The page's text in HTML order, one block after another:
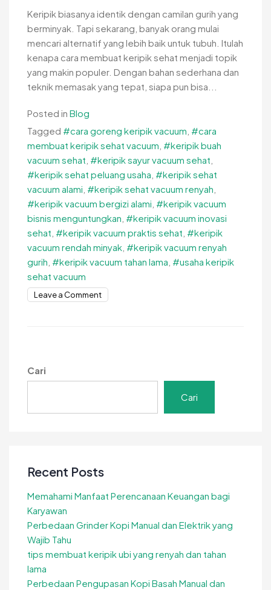
Keripik biasanya identik dengan camilan gurih yang
berminyak. Tapi sekarang, banyak orang mulai
mencari alternatif yang lebih baik untuk tubuh. Itulah
kenapa cara membuat keripik sehat menjadi topik
yang makin populer. Dengan bahan sederhana dan
teknik memasak yang tepat, siapa pun bisa...
Posted in Blog
Tagged #cara goreng keripik vacuum #cara
membuat keripik sehat vacuum #keripik buah
vacuum sehat #keripik sayur vacuum sehat
#keripik sehat peluang usaha #keripik sehat
vacuum alami #keripik sehat vacuum renyah
#keripik vacuum bergizi alami #keripik vacuum
bisnis menguntungkan #keripik vacuum inovasi
sehat #keripik vacuum praktis sehat #keripik
vacuum rendah minyak #keripik vacuum renyah
gurih #keripik vacuum tahan lama #usaha keripik
sehat vacuum
Leave a Commenton
Lengkap,
Cari
Cari
Recent Posts
Memahami Manfaat Perencanaan Keuangan bagi
Karyawan
Perbedaan Grinder Kopi Manual dan Elektrik yang
Wajib Tahu
tips membuat keripik ubi yang renyah dan tahan
lama
Perbedaan Pengupasan Kopi Basah Manual dan